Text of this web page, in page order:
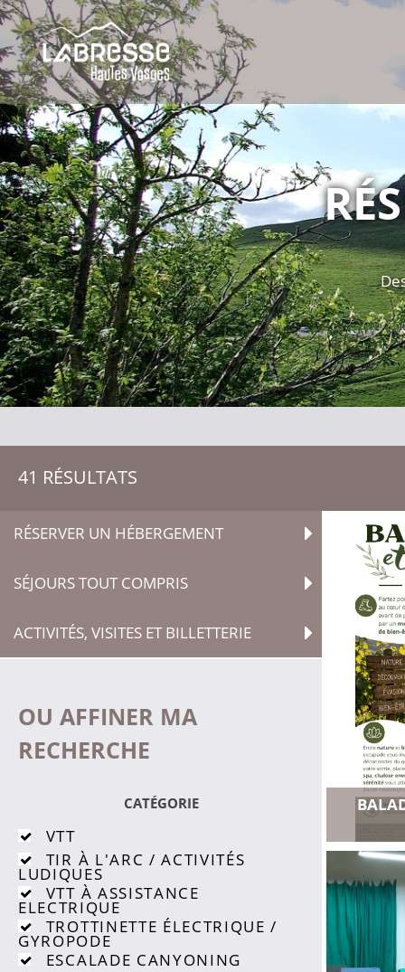
RÉSERVER UN HÉBERGEMENT
SÉJOURS TOUT COMPRIS
ACTIVITÉS, VISITES ET BILLETTERIE
OU AFFINER MA
RECHERCHE
CATÉGORIE
VTT
TIR À L'ARC / ACTIVITÉS
LUDIQUES
VTT À ASSISTANCE
ELECTRIQUE
TROTTINETTE ÉLECTRIQUE /
GYROPODE
ESCALADE CANYONING
41 RÉSULTATS
Ajouter
Voir toutes